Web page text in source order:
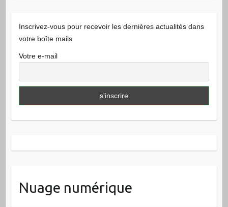
Inscrivez-vous pour recevoir les dernières actualités dans
votre boîte mails
Votre e-mail
Nuage numérique